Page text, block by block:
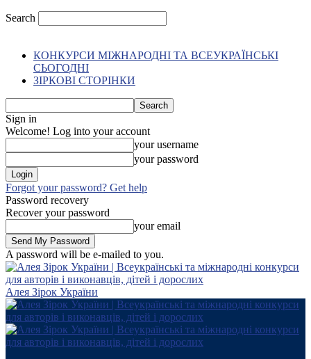
Search
КОНКУРСИ МІЖНАРОДНІ ТА ВСЕУКРАЇНСЬКІ
СЬОГОДНІ
ЗІРКОВІ СТОРІНКИ
Sign in
Welcome! Log into your account
your username
your password
Forgot your password? Get help
Password recovery
Recover your password
your email
A password will be e-mailed to you.
Алея Зірок України